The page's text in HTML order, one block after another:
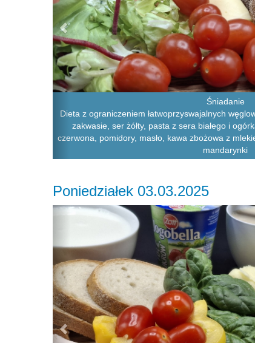
Śniadanie
Dieta z ograniczeniem łatwoprzyswajalnych
zakwasie, ser żółty, pasta z sera białego i
czerwona, pomidory, masło, kawa zbożowa z
mandarynki
Poniedziałek 03.03.2025
Previous